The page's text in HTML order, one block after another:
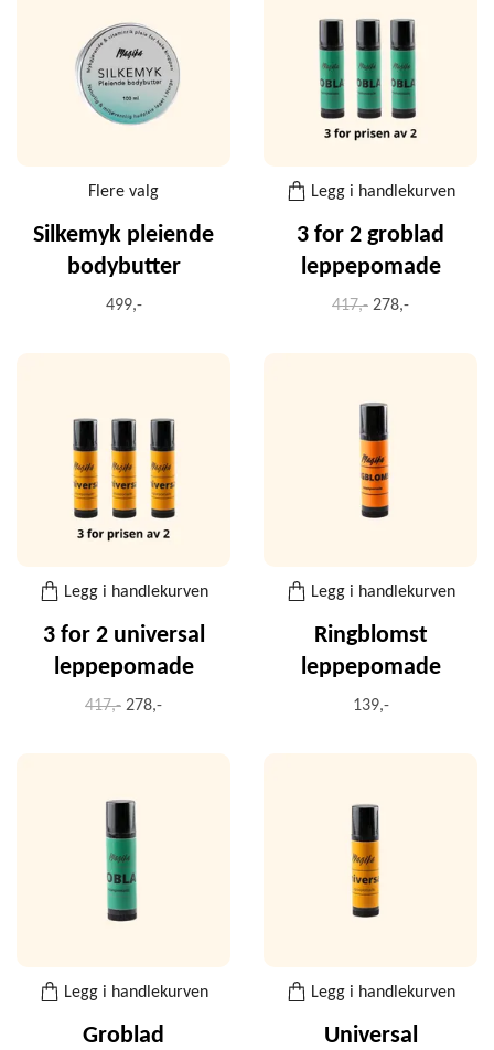
Flere valg
Silkemyk pleiende
bodybutter
499,-
Legg i handlekurven
3 for 2 groblad
leppepomade
417,- 278,-
Legg i handlekurven
3 for 2 universal
leppepomade
417,- 278,-
Legg i handlekurven
Ringblomst
leppepomade
139,-
Legg i handlekurven
Groblad
Legg i handlekurven
Universal